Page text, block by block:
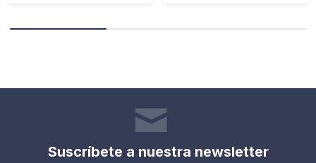
Suscríbete a nuestra newsletter